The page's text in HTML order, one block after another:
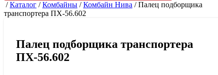
/Каталог /Комбайны /Комбайн Нива /Палец подборщика
транспортера ПХ-56.602
Палец подборщика транспортера
ПХ-56.602